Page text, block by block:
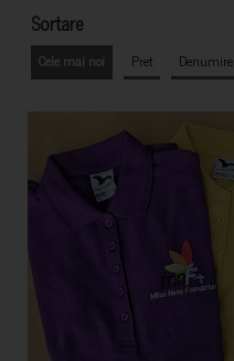
Sortare
Cele mai noi Pret Denumire